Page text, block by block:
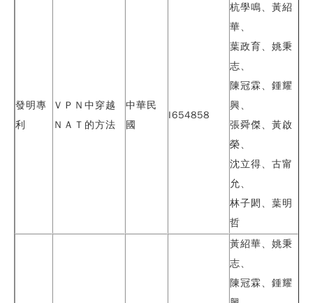
發明專
利
ＶＰＮ中穿越
ＮＡＴ的方法
中華民
國
I654858
杭學鳴、黃紹
華、
葉政育、姚秉
志、
陳冠霖、鍾耀
興、
張舜傑、黃啟
榮、
沈立得、古甯
允、
林子閎、葉明
哲
黃紹華、姚秉
志、
陳冠霖、鍾耀